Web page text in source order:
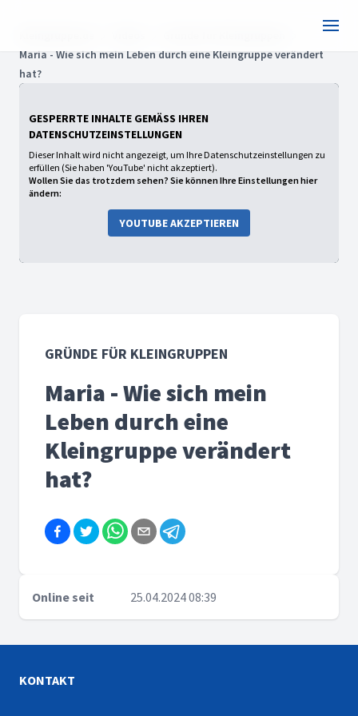
Maria - Wie sich mein Leben durch eine Kleingruppe verändert
hat?
GESPERRTE INHALTE GEMÄSS IHREN D
ATENSCHUTZEINSTELLUNGEN
Dieser Inhalt wird nicht angezeigt, um Ihre Datenschutzeinstellungen zu
erfüllen (Sie haben 'YouTube' nicht akzeptiert).
Wollen Sie das trotzdem sehen? Sie können Ihre Einstellungen hier
ändern:
YOUTUBE AKZEPTIEREN
GRÜNDE FÜR KLEINGRUPPEN
Maria - Wie sich mein
Leben durch eine
Kleingruppe verändert
hat?
Online seit 25.04.2024 08:39
KONTAKT